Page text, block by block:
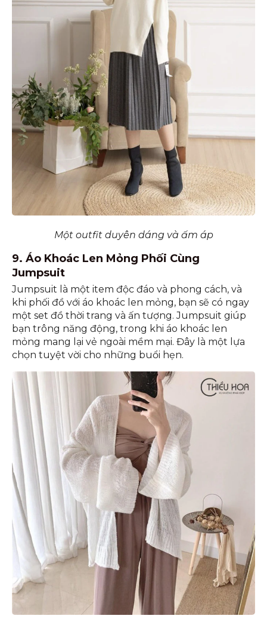
Một outfit duyên dáng và ấm áp
9. Áo Khoác Len Mỏng Phối Cùng
Jumpsuit
Jumpsuit là một item độc đáo và phong cách, và
khi phối đồ với áo khoác len mỏng, bạn sẽ có ngay
một set đồ thời trang và ấn tượng. Jumpsuit giúp
bạn trông năng động, trong khi áo khoác len
mỏng mang lại vẻ ngoài mềm mại. Đây là một lựa
chọn tuyệt vời cho những buổi hẹn.